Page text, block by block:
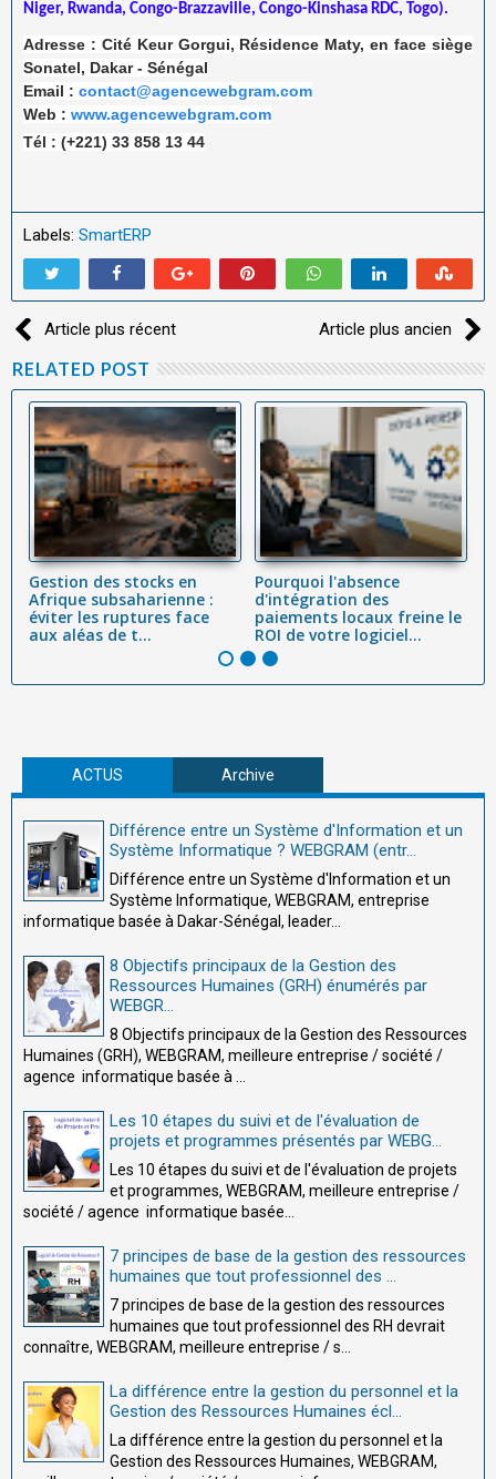
Niger, Rwanda, Congo-Brazzaville, Congo-Kinshasa RDC, Togo).
Adresse : Cité Keur Gorgui, Résidence Maty, en face siège
Sonatel, Dakar - Sénégal
Email : contact@agencewebgram.com
Web : www.agencewebgram.com
Tél : (+221) 33 858 13 44
Labels: SmartERP
Article plus récent Article plus ancien
RELATED POST
Gestion des stocks en
Afrique subsaharienne :
éviter les ruptures face
aux aléas de t...
Pourquoi l'absence
d'intégration des
paiements locaux freine le
ROI de votre logiciel...
ACTUS Archive
Différence entre un Système d'Information et un
Système Informatique ? WEBGRAM (entr...
Différence entre un Système d'Information et un
Système Informatique, WEBGRAM, entreprise
informatique basée à Dakar-Sénégal, leader...
8 Objectifs principaux de la Gestion des
Ressources Humaines (GRH) énumérés par
WEBGR...
8 Objectifs principaux de la Gestion des Ressources
Humaines (GRH), WEBGRAM, meilleure entreprise / société /
agence informatique basée à ...
Les 10 étapes du suivi et de l'évaluation de
projets et programmes présentés par WEBG...
Les 10 étapes du suivi et de l'évaluation de projets
et programmes, WEBGRAM, meilleure entreprise /
société / agence informatique basée...
7 principes de base de la gestion des ressources
humaines que tout professionnel des ...
7 principes de base de la gestion des ressources
humaines que tout professionnel des RH devrait
connaître, WEBGRAM, meilleure entreprise / s...
La différence entre la gestion du personnel et la
Gestion des Ressources Humaines écl...
La différence entre la gestion du personnel et la
Gestion des Ressources Humaines, WEBGRAM,